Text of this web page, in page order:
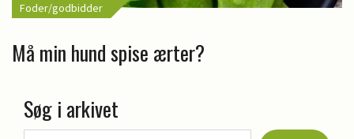
Foder/godbidder
Må min hund spise ærter?
Søg i arkivet